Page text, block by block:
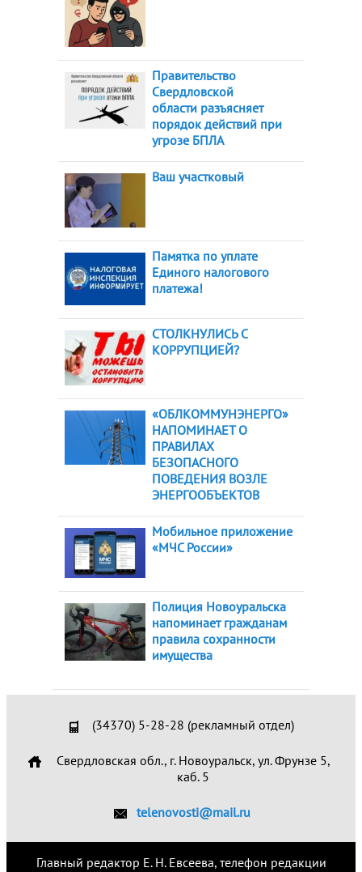
Правительство
Свердловской
области разъясняет
порядок действий при
угрозе БПЛА
Ваш участковый
Памятка по уплате
Единого налогового
платежа!
СТОЛКНУЛИСЬ С
КОРРУПЦИЕЙ?
«ОБЛКОММУНЭНЕРГО»
НАПОМИНАЕТ О
ПРАВИЛАХ
БЕЗОПАСНОГО
ПОВЕДЕНИЯ ВОЗЛЕ
ЭНЕРГООБЪЕКТОВ
Мобильное приложение
«МЧС России»
Полиция Новоуральска
напоминает гражданам
правила сохранности
имущества
(34370) 5-28-28 (рекламный отдел)
Свердловская обл., г. Новоуральск, ул. Фрунзе 5,
каб. 5
telenovosti@mail.ru
Главный редактор Е. Н. Евсеева, телефон редакции